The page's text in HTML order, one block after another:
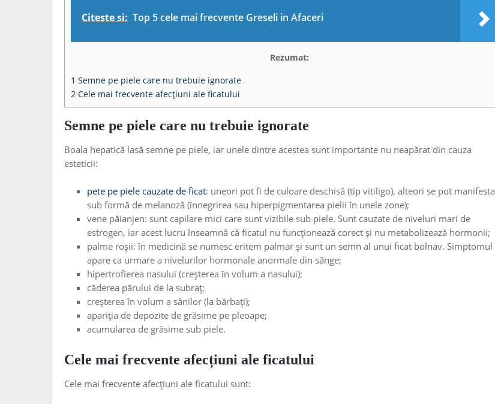
Citeste si: Top 5 cele mai frecvente Greseli in Afaceri
Rezumat:
1 Semne pe piele care nu trebuie ignorate
2 Cele mai frecvente afecțiuni ale ficatului
Semne pe piele care nu trebuie ignorate
Boala hepatică lasă semne pe piele, iar unele dintre acestea sunt importante nu neapărat din cauza
esteticii:
pete pe piele cauzate de ficat: uneori pot fi de culoare deschisă (tip vitiligo), alteori se pot manifesta
sub formă de melanoză (înnegrirea sau hiperpigmentarea pielii în unele zone);
vene păianjen: sunt capilare mici care sunt vizibile sub piele. Sunt cauzate de niveluri mari de
estrogen, iar acest lucru înseamnă că ficatul nu funcționează corect și nu metabolizează hormonii;
palme roșii: în medicină se numesc eritem palmar și sunt un semn al unui ficat bolnav. Simptomul
apare ca urmare a nivelurilor hormonale anormale din sânge;
hipertrofierea nasului (creșterea în volum a nasului);
căderea părului de la subraț;
creșterea în volum a sânilor (la bărbați);
apariția de depozite de grăsime pe pleoape;
acumularea de grăsime sub piele.
Cele mai frecvente afecțiuni ale ficatului
Cele mai frecvente afecțiuni ale ficatului sunt: